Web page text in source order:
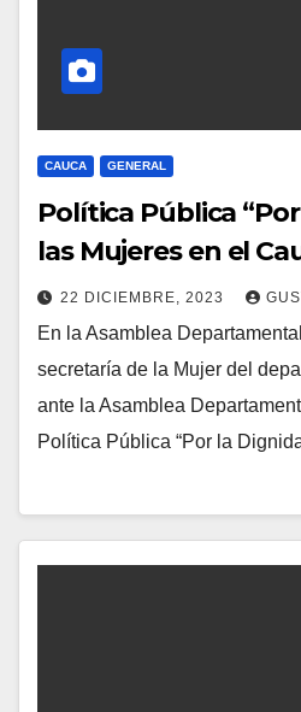
CAUCA GENERAL
Política Pública
las Mujeres en el
22 DICIEMBRE, 2023
En la Asamblea
secretaría de la Mujer del
ante la Asamblea
Política Pública “Por la